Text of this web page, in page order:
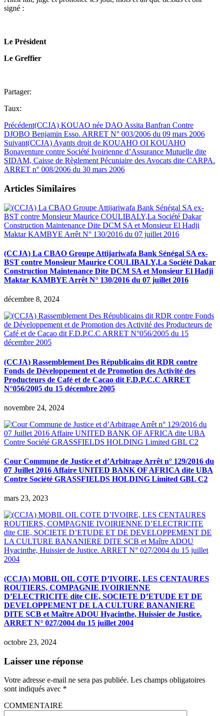
signé :
Le Président
Le Greffier
Partager:
Taux:
Précédent(CCJA) KOUAO née DAO Assita Banfran Contre
DJOBO Benjamin Esso. ARRET N° 003/2006 du 09 mars 2006
Suivant(CCJA) Ayants droit de KOUAHO OI KOUAHO
Bonaventure contre Société Ivoirienne d’Assurance Mutuelle dite
SIDAM, Caisse de Règlement Pécuniaire des Avocats dite CARPA.
ARRET n° 008/2006 du 30 mars 2006
Articles Similaires
(CCJA) La CBAO Groupe Attijariwafa Bank Sénégal SA ex-
BST contre Monsieur Maurice COULIBALY,La Société Dakar
Construction Maintenance Dite DCM SA et Monsieur El Hadji
Maktar KAMBYE Arrêt N° 130/2016 du 07 juillet 2016
décembre 8, 2024
(CCJA) Rassemblement Des Républicains dit RDR contre
Fonds de Développement et de Promotion des Activité des
Producteurs de Café et de Cacao dit F.D.P.C.C ARRET
N°056/2005 du 15 décembre 2005
novembre 24, 2024
Cour Commune de Justice et d’Arbitrage Arrêt n° 129/2016 du
07 Juillet 2016 Affaire UNITED BANK OF AFRICA dite UBA
Contre Société GRASSFIELDS HOLDING Limited GBL C2
mars 23, 2023
(CCJA) MOBIL OIL COTE D’IVOIRE, LES CENTAURES
ROUTIERS, COMPAGNIE IVOIRIENNE
D’ELECTRICITE dite CIE, SOCIETE D’ETUDE ET DE
DEVELOPPEMENT DE LA CULTURE BANANIERE
DITE SCB et Maître ADOU Hyacinthe, Huissier de Justice.
ARRET N° 027/2004 du 15 juillet 2004
octobre 23, 2024
Laisser une réponse
Votre adresse e-mail ne sera pas publiée. Les champs obligatoires
sont indiqués avec *
COMMENTAIRE